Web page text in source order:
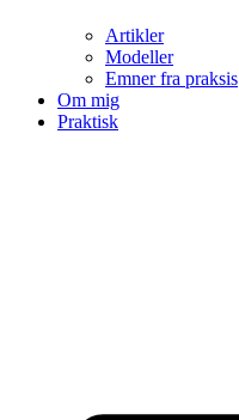
Artikler
Modeller
Emner fra praksis
Om mig
Praktisk